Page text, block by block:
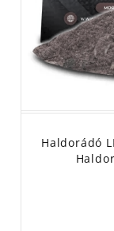
Haldorádó